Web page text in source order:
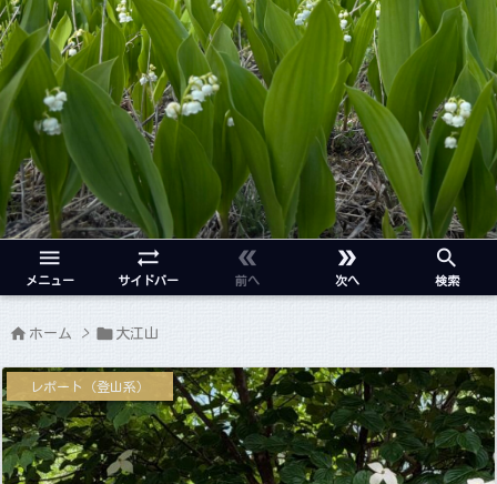

メニュー

サイドバー

前へ

次へ

検索
 ホーム >  大江山
レポート（登山系）